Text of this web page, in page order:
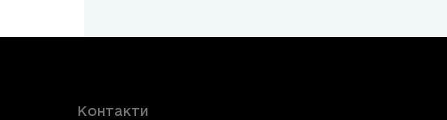
Контакти